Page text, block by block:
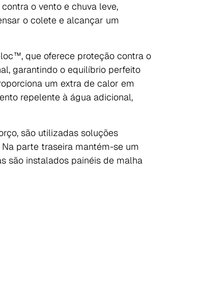
o vento e chuva leve,
o colete e alcançar um
que oferece proteção contra o
garantindo o equilíbrio perfeito
um extra de calor em
repelente à água adicional,
são utilizadas soluções
parte traseira mantém-se um
são instalados painéis de malha